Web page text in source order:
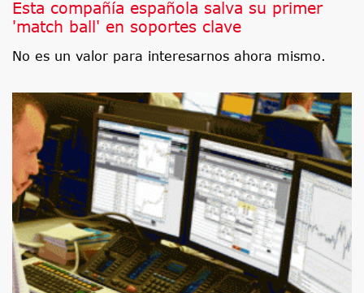
Esta compañía española salva su primer
'match ball' en soportes clave
No es un valor para interesarnos ahora mismo.